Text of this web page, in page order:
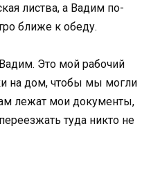
листва, а Вадим по-
ближе к обеду.
Это мой рабочий
на дом, чтобы мы могли
лежат мои документы,
туда никто не